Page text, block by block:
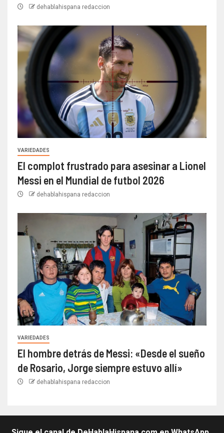
dehablahispana redaccion
VARIEDADES
El complot frustrado para asesinar a Lionel
Messi en el Mundial de futbol 2026
dehablahispana redaccion
VARIEDADES
El hombre detrás de Messi: «Desde el sueño
de Rosario, Jorge siempre estuvo allí»
dehablahispana redaccion